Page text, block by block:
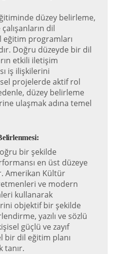
düzey belirleme,
dil
eğitim programları
Doğru düzeyde bir dil
etkili iletişim
iş ilişkilerini
projelerde aktif rol
düzey belirleme
ulaşmak adına temel
bir şekilde
en üst düzeye
Amerikan Kültür
ve modern
kullanarak
objektif bir şekilde
yazılı ve sözlü
güçlü ve zayıf
bir dil eğitim planı
tanır.